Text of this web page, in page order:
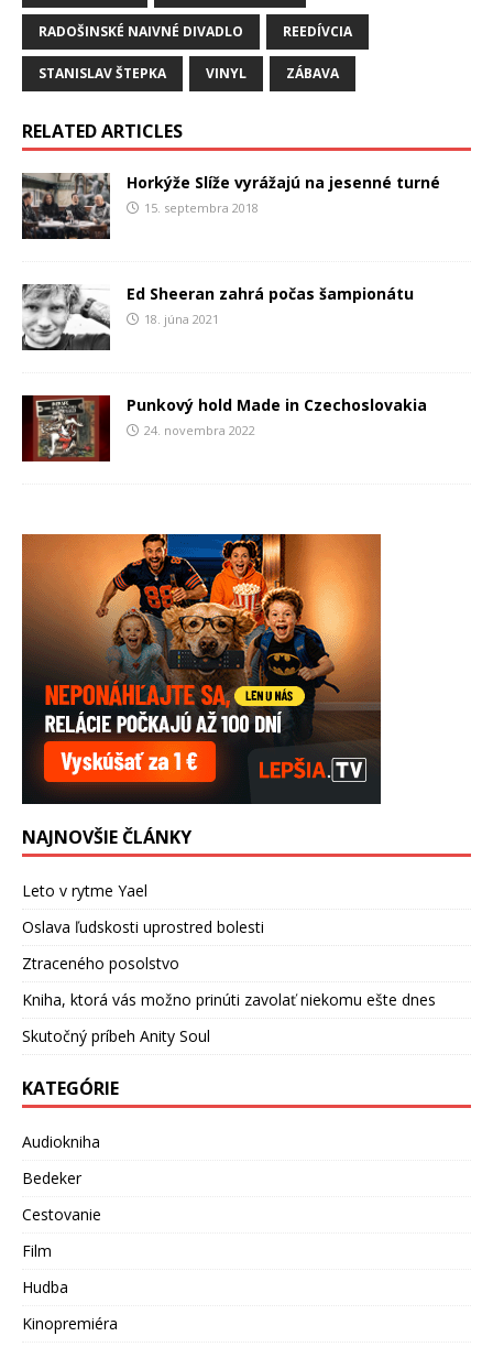
RADOŠINSKÉ NAIVNÉ DIVADLO REEDÍVCIA
STANISLAV ŠTEPKA VINYL ZÁBAVA
RELATED ARTICLES
Horkýže Slíže vyrážajú na jesenné turné
15. septembra 2018
Ed Sheeran zahrá počas šampionátu
18. júna 2021
Punkový hold Made in Czechoslovakia
24. novembra 2022
NAJNOVŠIE ČLÁNKY
Leto v rytme Yael
Oslava ľudskosti uprostred bolesti
Ztraceného posolstvo
Kniha, ktorá vás možno prinúti zavolať niekomu ešte dnes
Skutočný príbeh Anity Soul
KATEGÓRIE
Audiokniha
Bedeker
Cestovanie
Film
Hudba
Kinopremiéra